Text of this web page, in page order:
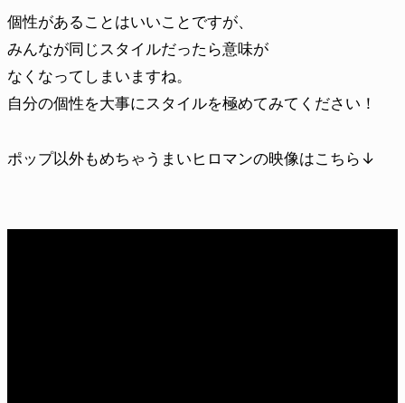
個性があることはいいことですが、
みんなが同じスタイルだったら意味が
なくなってしまいますね。
自分の個性を大事にスタイルを極めてみてください！
ポップ以外もめちゃうまいヒロマンの映像はこちら↓